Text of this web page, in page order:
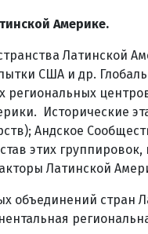
Америке.
Латинской
США и др.
Исторические
Андское
этих
Латинской
объединений стран